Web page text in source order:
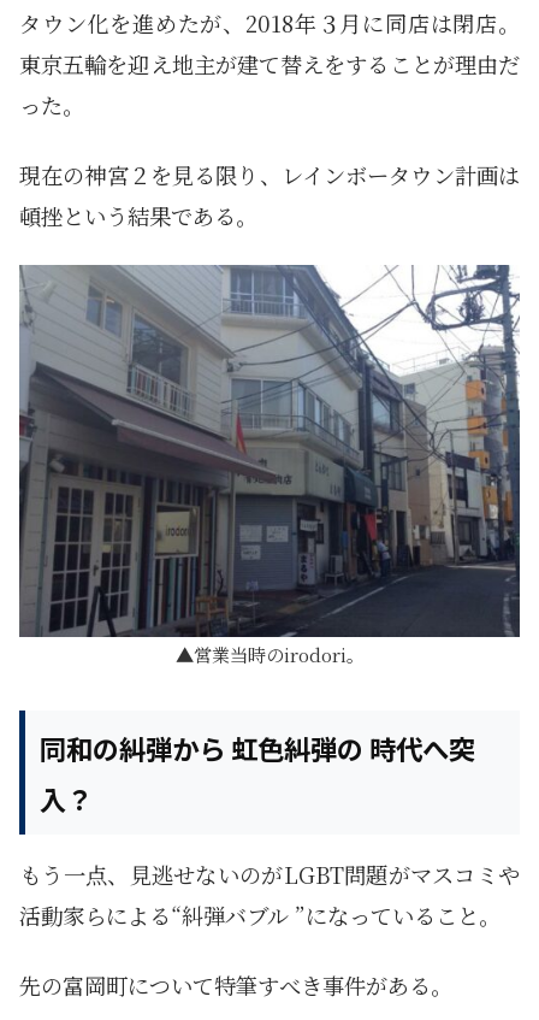
タウン化を進めたが、2018年３月に同店は閉店。
東京五輪を迎え地主が建て替えをすることが理由だ
った。
現在の神宮２を見る限り、レインボータウン計画は
頓挫という結果である。
営業当時のirodori。
同和の糾弾から 虹色糾弾の 時代へ突
入？
もう一点、見逃せないのがLGBT問題がマスコミや
活動家らによる“糾弾バブル ”になっていること。
先の富岡町について特筆すべき事件がある。